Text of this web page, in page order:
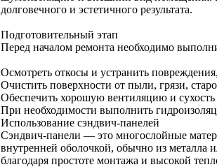
долговечного и эстетичного результата.
Подготовительный этап
Перед началом ремонта необходимо
Осмотреть откосы и устранить
Очистить поверхности от пыли, грязи,
Обеспечить хорошую вентиляцию и
При необходимости выполнить
Использование сэндвич-панелей
Сэндвич-панели — это многослойные
внутренней оболочкой, обычно из металла
благодаря простоте монтажа и высокой